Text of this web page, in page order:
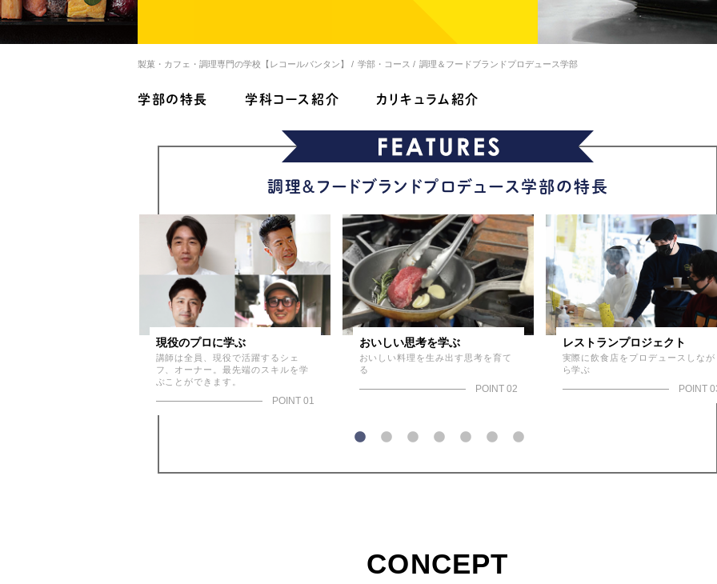
製菓・カフェ・調理専門の学校【レコールバンタン】 学部・コース 調理＆フードブランドプロデュース学部
学部の特長 学科コース紹介 カリキュラム紹介
調理＆フードブランドプロデュース学部の特長
現役のプロに学ぶ
講師は全員、現役で活躍するシェ
フ、オーナー。最先端のスキルを学
ぶことができます。
POINT 01
おいしい思考を学ぶ
おいしい料理を生み出す思考を育て
る
POINT 02
レストランプロジェクト
実際に飲食店をプロデュースしなが
ら学ぶ
POINT
CONCEPT